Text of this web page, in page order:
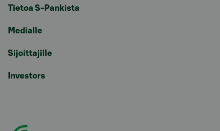
Tietoa S-Pankista
Medialle
Sijoittajille
Investors